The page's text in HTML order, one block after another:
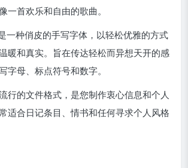
一首欢乐和自由的歌曲。
一种俏皮的手写字体，以轻松优雅的方式
暖和真实。旨在传达轻松而异想天开的感
字母、标点符号和数字。
行的文件格式，是您制作衷心信息和个人
适合日记条目、情书和任何寻求个人风格